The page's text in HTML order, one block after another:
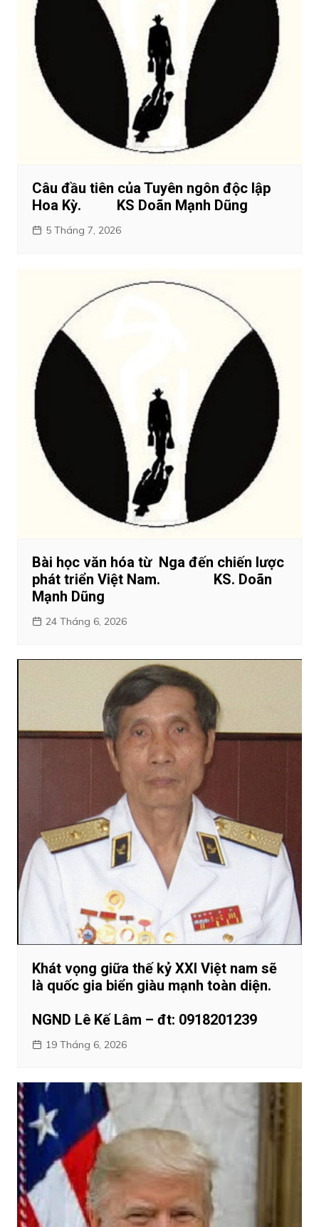
Câu đầu tiên của Tuyên ngôn độc lập
Hoa Kỳ. KS Doãn Mạnh Dũng
5 Tháng 7, 2026
Bài học văn hóa từ Nga đến chiến lược
phát triển Việt Nam. KS. Doãn
Mạnh Dũng
24 Tháng 6, 2026
Khát vọng giữa thế kỷ XXI Việt nam sẽ
là quốc gia biển giàu mạnh toàn diện.
NGND Lê Kế Lâm – đt: 0918201239
19 Tháng 6, 2026